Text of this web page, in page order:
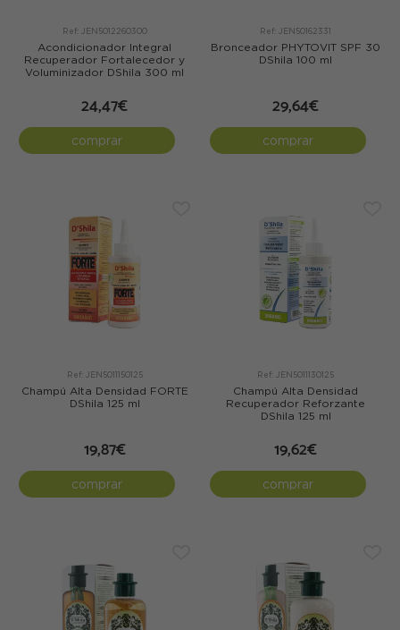
Ref: JEN5012260300
Acondicionador Integral
Recuperador Fortalecedor y
Voluminizador DShila 300 ml
24,47€
comprar
Ref: JEN50162331
Bronceador PHYTOVIT SPF 30
DShila 100 ml
29,64€
comprar
Ref: JEN5011150125
Champú Alta Densidad FORTE
DShila 125 ml
19,87€
comprar
Ref: JEN5011130125
Champú Alta Densidad
Recuperador Reforzante
DShila 125 ml
19,62€
comprar